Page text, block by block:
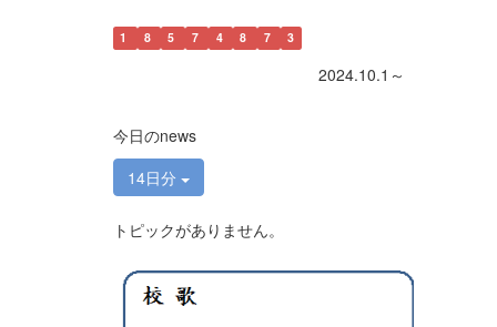
1 8 5 7 4 8 7 3
2024.10.1～
今日のnews
14日分
トピックがありません。